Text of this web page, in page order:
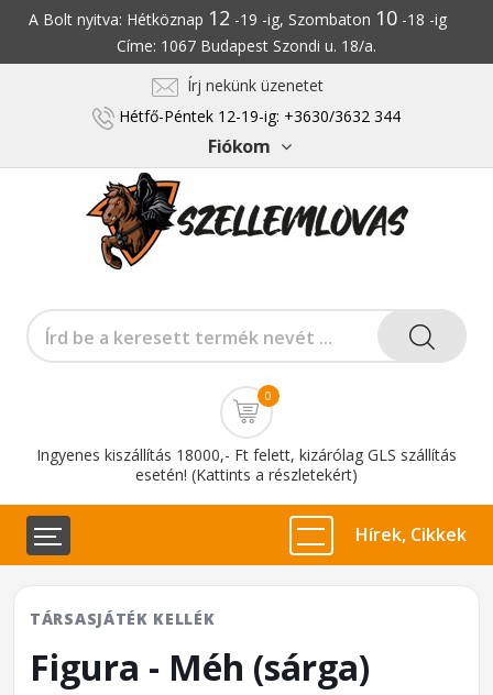
A Bolt nyitva: Hétköznap 12 -19 -ig, Szombaton 10-18 -ig
Címe: 1067 Budapest Szondi u. 18/a.
Írj nekünk üzenetet
Hétfő-Péntek 12-19-ig: +3630/3632 344
Fiókom
0
Ingyenes kiszállítás 18000,- Ft felett, kizárólag GLS szállítás
esetén! (Kattints a részletekért)
Hírek, Cikkek
TÁRSASJÁTÉK KELLÉK
Figura - Méh (sárga)